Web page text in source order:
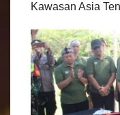
Kawasan Asia